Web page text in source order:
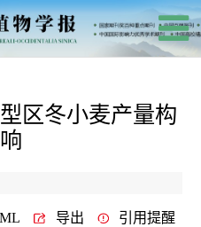
区冬小麦产量构
导出 引用提醒